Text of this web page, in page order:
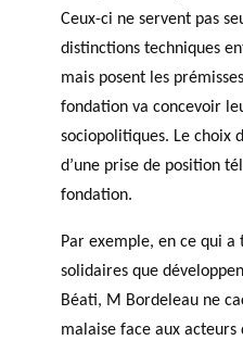
Ceux-ci ne servent pas
distinctions techniques
mais posent les
fondation va concevoir
sociopolitiques. Le choix
d’une prise de position
fondation.
Par exemple, en ce qui
solidaires que
Béati, M Bordeleau ne
malaise face aux